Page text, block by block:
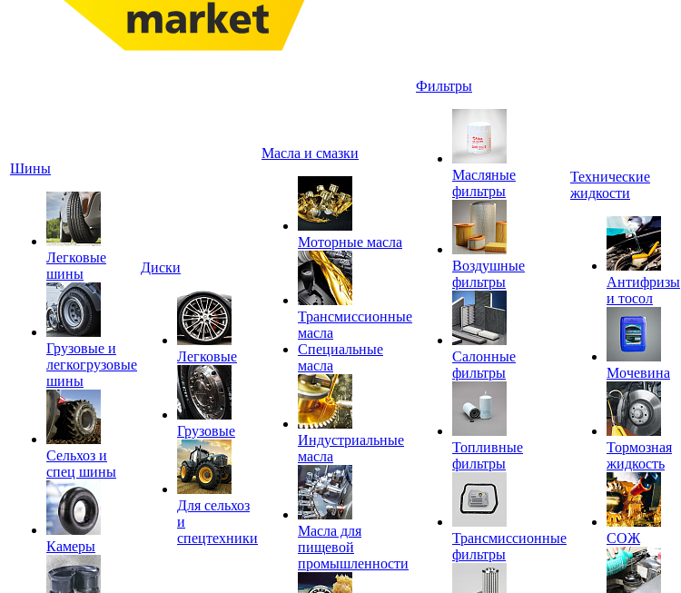
Шины
Легковые
шины
Грузовые и
легкогрузовые
шины
Сельхоз и
спец шины
Камеры
Диски
Легковые
Грузовые
Для сельхоз
и
спецтехники
Масла и смазки
Моторные масла
Трансмиссионные
масла
Специальные
масла
Индустриальные
масла
Масла для
пищевой
промышленности
Фильтры
Масляные
фильтры
Воздушные
фильтры
Салонные
фильтры
Топливные
фильтры
Трансмиссионные
фильтры
Технические
жидкости
Антифризы
и тосол
Мочевина
Тормозная
жидкость
СОЖ